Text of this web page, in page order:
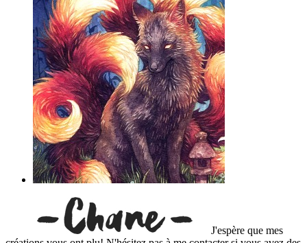
J'espère que mes